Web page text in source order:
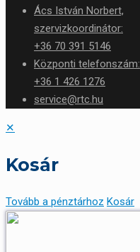
Ács István Norbert,
szervizkoordinátor:
+36 70 391 5146
Központi telefonszám:
+36 1 426 1276
service@rtc.hu
✕
Kosár
Tovább a pénztárhoz Kosár